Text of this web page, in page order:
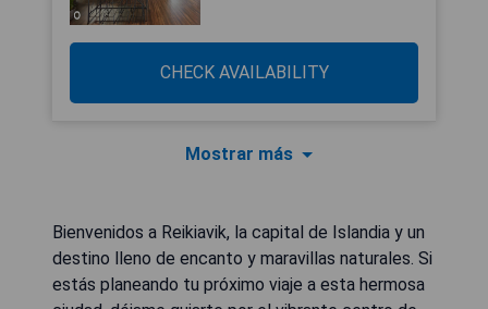
CHECK AVAILABILITY
Mostrar más
Bienvenidos a Reikiavik, la capital de Islandia y un
destino lleno de encanto y maravillas naturales. Si
estás planeando tu próximo viaje a esta hermosa